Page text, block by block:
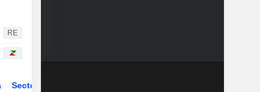
RE
Sector